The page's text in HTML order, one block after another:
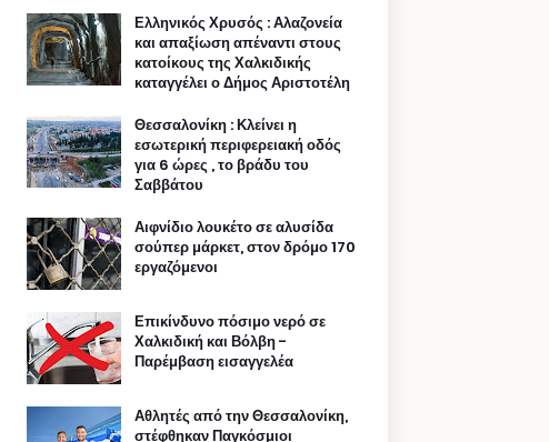
Ελληνικός Χρυσός : Αλαζονεία
και απαξίωση απέναντι στους
κατοίκους της Χαλκιδικής
καταγγέλει ο Δήμος Αριστοτέλη
Θεσσαλονίκη : Κλείνει η
εσωτερική περιφερειακή οδός
για 6 ώρες , το βράδυ του
Σαββάτου
Αιφνίδιο λουκέτο σε αλυσίδα
σούπερ μάρκετ, στον δρόμο 170
εργαζόμενοι
Επικίνδυνο πόσιμο νερό σε
Χαλκιδική και Βόλβη -
Παρέμβαση εισαγγελέα
Αθλητές από την Θεσσαλονίκη,
στέφθηκαν Παγκόσμιοι